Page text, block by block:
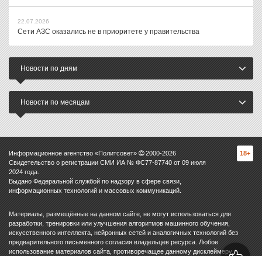
22.07.2026
Сети АЗС оказались не в приоритете у правительства
Новости по дням
Новости по месяцам
Информационное агентство «Политсовет» 2000-2026
Свидетельство о регистрации СМИ ИА № ФС77-87740 от 09 июля
2024 года.
Выдано Федеральной службой по надзору в сфере связи,
информационных технологий и массовых коммуникаций.
18+
Материалы, размещённые на данном сайте, не могут использоваться для
разработки, тренировки или улучшения алгоритмов машинного обучения,
искусственного интеллекта, нейронных сетей и аналогичных технологий без
предварительного письменного согласия владельцев ресурса. Любое
использование материалов сайта, противоречащее данному дисклеймеру,